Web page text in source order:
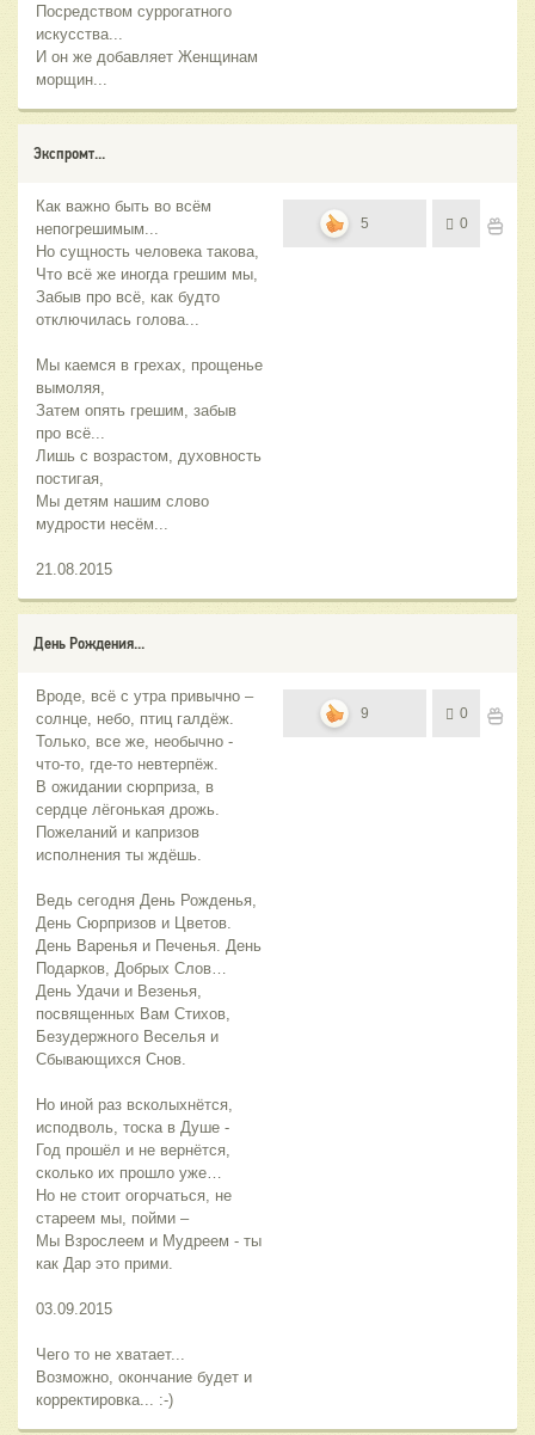
Посредством суррогатного
искусства...
И он же добавляет Женщинам
морщин...
Экспромт...
Как важно быть во всём
непогрешимым...
Но сущность человека такова,
Что всё же иногда грешим мы,
Забыв про всё, как будто
отключилась голова...
Мы каемся в грехах, прощенье
вымоляя,
Затем опять грешим, забыв
про всё...
Лишь с возрастом, духовность
постигая,
Мы детям нашим слово
мудрости несём...
21.08.2015
5 0
День Рождения...
Вроде, всё с утра привычно –
солнце, небо, птиц галдёж.
Только, все же, необычно -
что-то, где-то невтерпёж.
В ожидании сюрприза, в
сердце лёгонькая дрожь.
Пожеланий и капризов
исполнения ты ждёшь.
Ведь сегодня День Рожденья,
День Сюрпризов и Цветов.
День Варенья и Печенья. День
Подарков, Добрых Слов…
День Удачи и Везенья,
посвященных Вам Стихов,
Безудержного Веселья и
Сбывающихся Снов.
Но иной раз всколыхнётся,
исподволь, тоска в Душе -
Год прошёл и не вернётся,
сколько их прошло уже…
Но не стоит огорчаться, не
стареем мы, пойми –
Мы Взрослеем и Мудреем - ты
как Дар это прими.
03.09.2015
Чего то не хватает...
Возможно, окончание будет и
корректировка... :-)
9 0